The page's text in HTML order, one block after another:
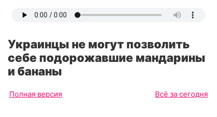
Украинцы не могут позволить
себе подорожавшие мандарины
и бананы
Полная версия Всё за сегодня